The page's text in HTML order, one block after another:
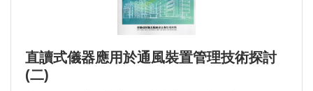
直讀式儀器應用於通風裝置管理技術探討
(二)